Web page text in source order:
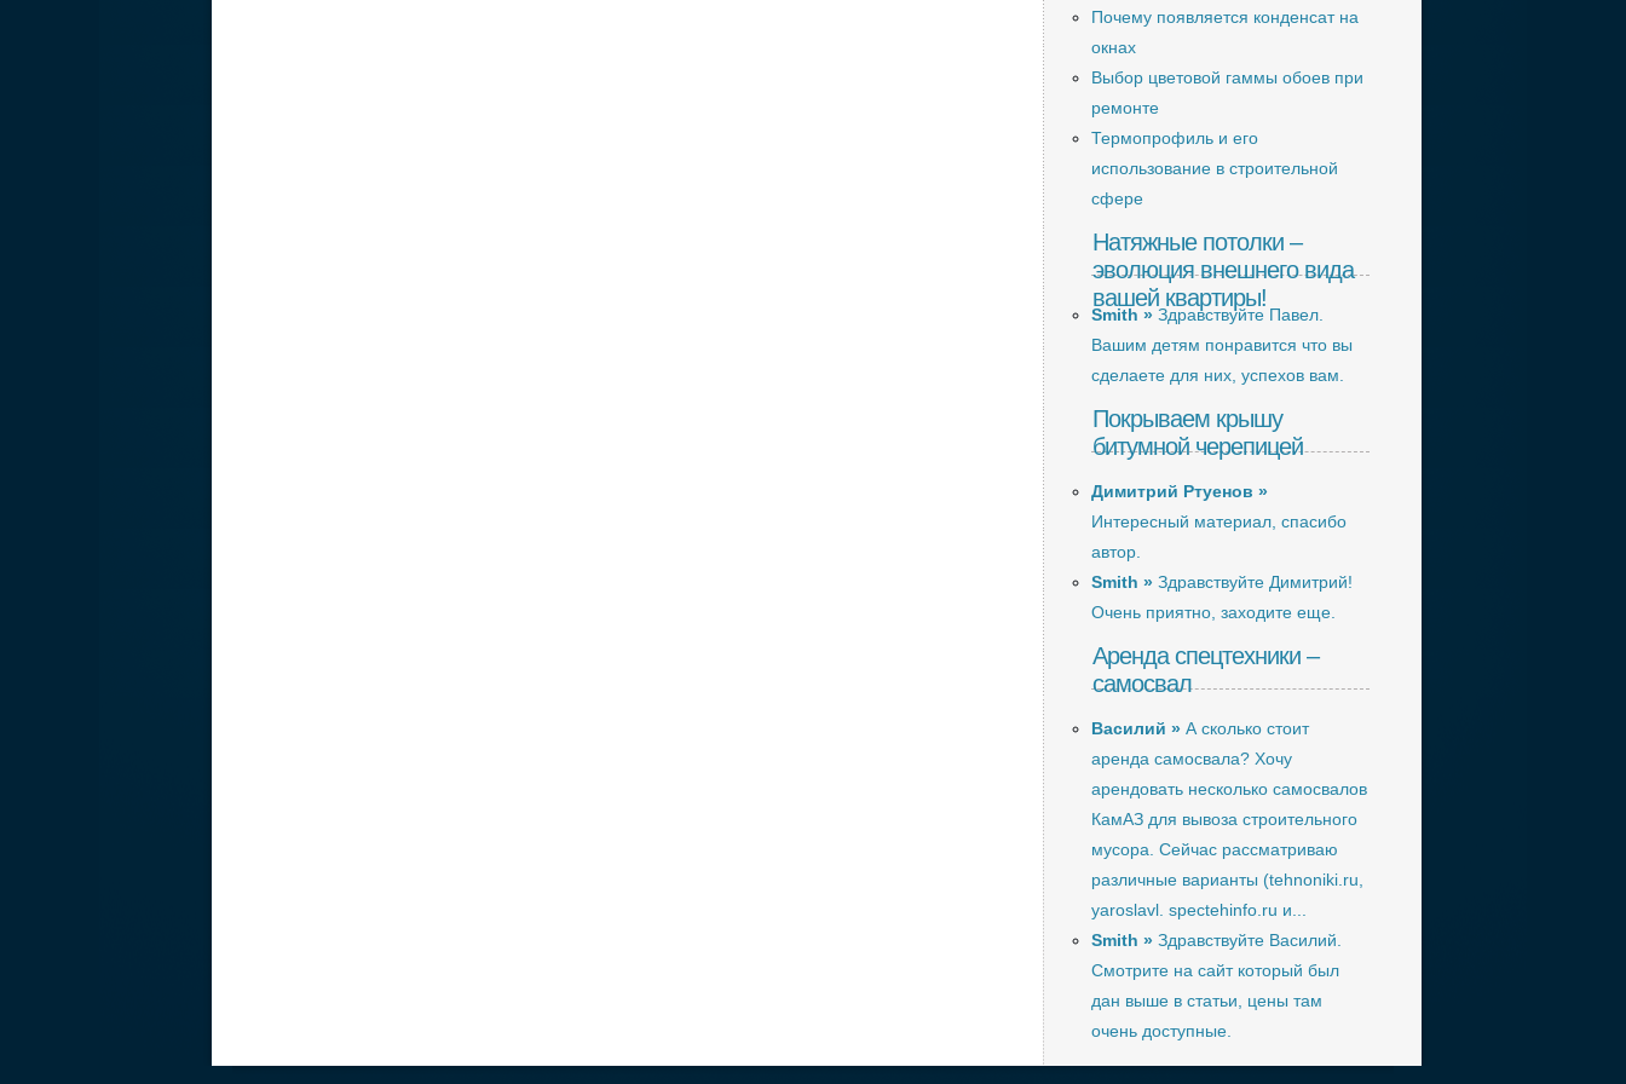
Почему появляется конденсат на
окнах
Выбор цветовой гаммы обоев при
ремонте
Термопрофиль и его
использование в строительной
сфере
Натяжные потолки –
эволюция внешнего вида
вашей квартиры!
Smith » Здравствуйте Павел.
Вашим детям понравится что вы
сделаете для них, успехов вам.
Покрываем крышу
битумной черепицей
Димитрий Ртуенов »
Интересный материал, спасибо
автор.
Smith » Здравствуйте Димитрий!
Очень приятно, заходите еще.
Аренда спецтехники –
самосвал
Василий » А сколько стоит
аренда самосвала? Хочу
арендовать несколько самосвалов
КамАЗ для вывоза строительного
мусора. Сейчас рассматриваю
различные варианты (tehnoniki.ru,
yaroslavl. spectehinfo.ru и...
Smith » Здравствуйте Василий.
Смотрите на сайт который был
дан выше в статьи, цены там
очень доступные.